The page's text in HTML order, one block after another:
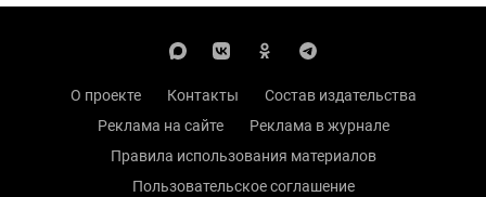
О проекте Контакты
Состав издательства
Реклама на сайте
Реклама в журнале
Правила использования материалов
Пользовательское соглашение